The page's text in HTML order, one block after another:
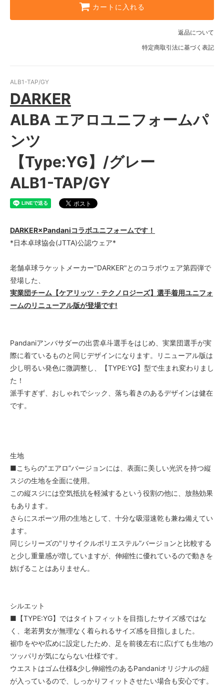
カートに入れる
返品について
特定商取引法に基づく表記
ALB1-TAP/GY
DARKER
ALBA エアロユニフォームパ
ンツ
【Type:YG】/グレー
ALB1-TAP/GY
DARKER×Pandaniコラボユニフォームです！
*日本卓球協会(JTTA)公認ウェア*
老舗卓球ラケットメーカー"DARKER"とのコラボウェア第四弾で
登場した、
実業団チーム【ケアリッツ・テクノロジーズ】選手着用ユニフォ
ームのリニューアル版が登場です!
Pandaniアンバサダーの出雲卓斗選手をはじめ、実業団選手が実
際に着ているものと同じデザインになります。リニューアル版は
少し明るい発色に微調整し、【TYPE:YG】型で生まれ変わりまし
た！
派手すぎず、おしゃれでシック、落ち着きのあるデザインは健在
です。
生地
■こちらの"エアロ”バージョンには、表面に美しい光沢を持つ縦
スジの生地を全面に使用。
この縦スジには空気抵抗を軽減するという役割の他に、放熱効果
もあります。
さらにスポーツ用の生地として、十分な吸湿速乾も兼ね備えてい
ます。
同じシリーズの"リサイクルポリエステル”バージョンと比較する
と少し重量感が増していますが、伸縮性に優れているので動きを
妨げることはありません。
シルエット
■【TYPE:YG】ではタイトフィットを目指したサイズ感ではな
く、老若男女が無理なく着られるサイズ感を目指しました。
裾巾をやや広めに設定したため、足を前後左右に広げても生地の
ツッパリが気にならない仕様です。
ウエストはゴム仕様&少し伸縮性のあるPandaniオリジナルの紐
が入っているので、しっかりフィットさせたい場合も安心です。